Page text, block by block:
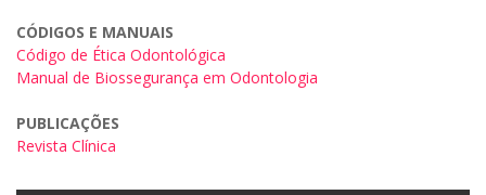
CÓDIGOS E MANUAIS
Código de Ética Odontológica
Manual de Biossegurança em Odontologia
PUBLICAÇÕES
Revista Clínica